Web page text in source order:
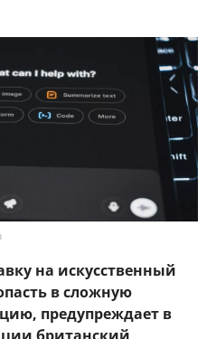
на искусственный
в сложную
предупреждает в